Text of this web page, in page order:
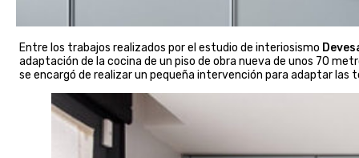
Entre los trabajos realizados por el estudio de interiosismo
adaptación de la cocina de un piso de obra nueva de unos 70
se encargó de realizar un pequeña intervención para adaptar